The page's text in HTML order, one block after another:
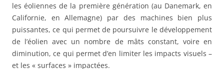
les éoliennes de la première génération (au Danemark, en
Californie, en Allemagne) par des machines bien plus
puissantes, ce qui permet de poursuivre le développement
de l’éolien avec un nombre de mâts constant, voire en
diminution, ce qui permet d’en limiter les impacts visuels –
et les « surfaces » impactées.